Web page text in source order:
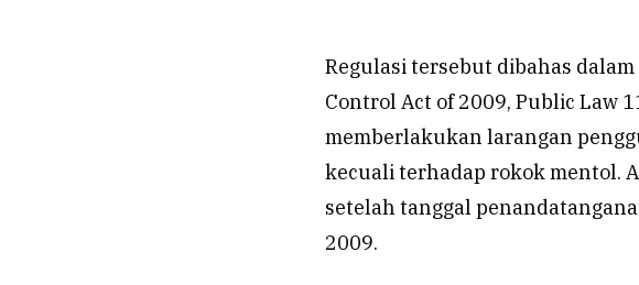
Regulasi tersebut dibahas
Control Act of 2009, Public Law
memberlakukan larangan
kecuali terhadap rokok mentol.
setelah tanggal
2009.